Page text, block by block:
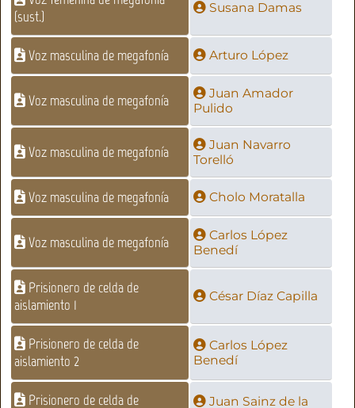
(sust.)
Susana Damas
Voz masculina de megafonía Arturo López
Voz masculina de megafonía
Juan Amador
Pulido
Voz masculina de megafonía
Juan Navarro
Torelló
Voz masculina de megafonía Cholo Moratalla
Voz masculina de megafonía
Carlos López
Benedí
Prisionero de celda de
aislamiento 1
César Díaz Capilla
Prisionero de celda de
aislamiento 2
Carlos López
Benedí
Prisionero de celda de
Juan Sainz de la